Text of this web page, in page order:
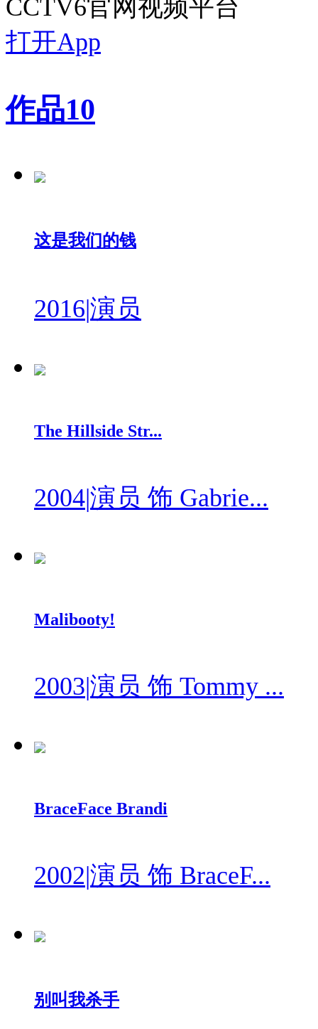
CCTV6官网视频平台
打开App
作品10
这是我们的钱
2016|演员
The Hillside Str...
2004|演员 饰 Gabrie...
Malibooty!
2003|演员 饰 Tommy ...
BraceFace Brandi
2002|演员 饰 BraceF...
别叫我杀手